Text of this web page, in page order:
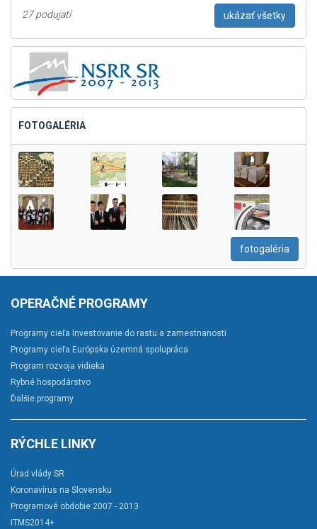
27 podujatí ukázať všetky
FOTOGALÉRIA
fotogaléria
OPERAČNÉ PROGRAMY
Programy cieľa Investovanie do rastu a zamestnanosti
Programy cieľa Európska územná spolupráca
Program rozvoja vidieka
Rybné hospodárstvo
Ďalšie programy
RÝCHLE LINKY
Úrad vlády SR
Koronavírus na Slovensku
Programové obdobie 2007 - 2013
ITMS2014+